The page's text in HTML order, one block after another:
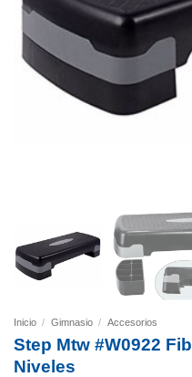
Inicio / Gimnasio / Accesorios
Step Mtw #W0922
Niveles